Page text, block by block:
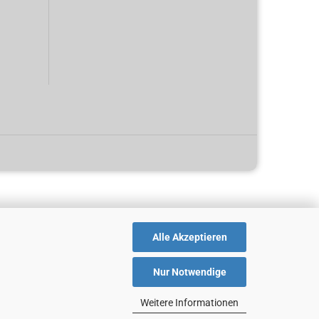
Alle Akzeptieren
Nur Notwendige
Weitere Informationen